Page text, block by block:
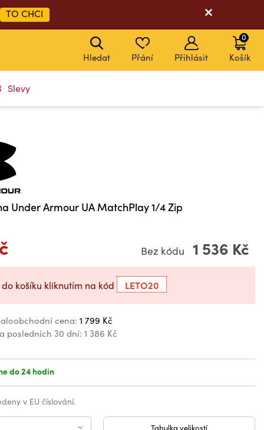
TO CHCI
Slevy
Hledat Přání Přihlásit Košík
0
Under Armour UA MatchPlay 1/4 Zip
Bez kódu 1 536 Kč
do košíku kliknutím na kód LETO20
cena: 1 799 Kč
posledních 30 dní: 1 386 Kč
do 24 hodin
v EU číslování.
Tabulka velikostí